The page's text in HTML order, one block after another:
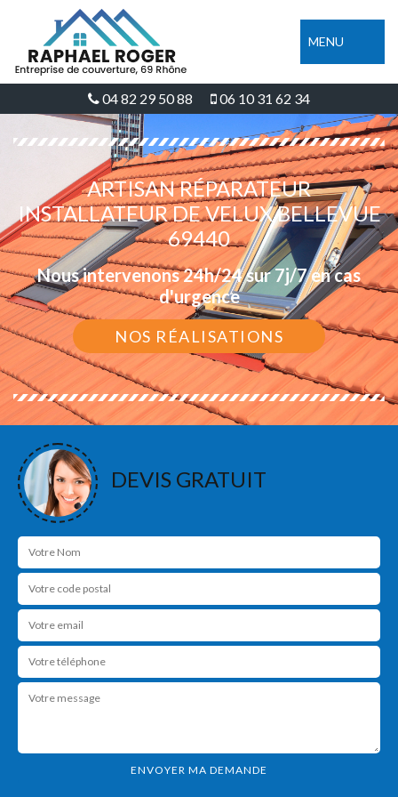
MENU
04 82 29 50 88 06 10 31 62 34
ARTISAN RÉPARATEUR
INSTALLATEUR DE VELUX BELLEVUE
69440
Nous intervenons 24h/24 sur 7j/7 en cas
d'urgence
NOS RÉALISATIONS
DEVIS GRATUIT